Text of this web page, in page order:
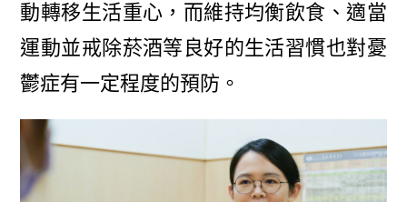
動轉移生活重心，而維持均衡飲食、適當
運動並戒除菸酒等良好的生活習慣也對憂
鬱症有一定程度的預防。